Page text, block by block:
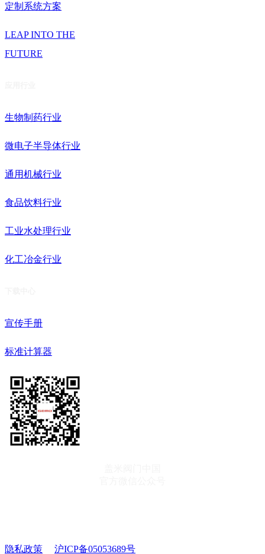
定制系统方案
LEAP INTO THE
FUTURE
生物制药行业
微电子半导体行业
通用机械行业
食品饮料行业
工业水处理行业
化工冶金行业
宣传手册
标准计算器
隐私政策 沪ICP备05053689号